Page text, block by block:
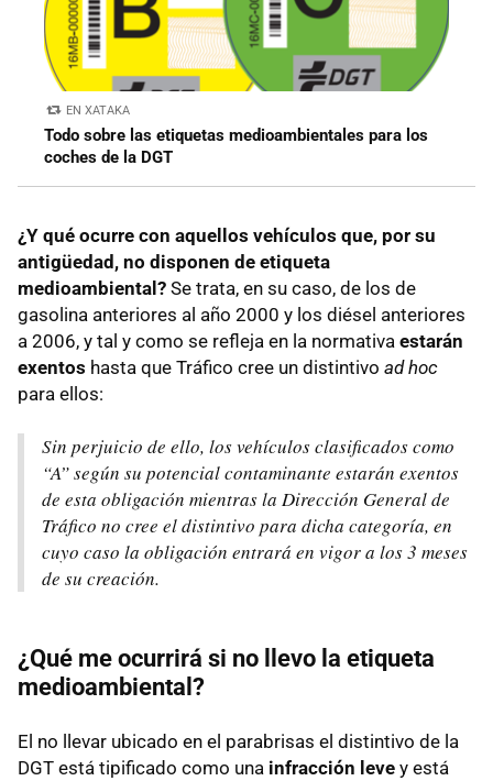
EN XATAKA
Todo sobre las etiquetas medioambientales para los
coches de la DGT
¿Y qué ocurre con aquellos vehículos que, por su
antigüedad, no disponen de etiqueta
medioambiental? Se trata, en su caso, de los de
gasolina anteriores al año 2000 y los diésel anteriores
a 2006, y tal y como se refleja en la normativa estarán
exentos hasta que Tráfico cree un distintivo ad hoc
para ellos:
Sin perjuicio de ello, los vehículos clasificados como
“A” según su potencial contaminante estarán exentos
de esta obligación mientras la Dirección General de
Tráfico no cree el distintivo para dicha categoría, en
cuyo caso la obligación entrará en vigor a los 3 meses
de su creación.
¿Qué me ocurrirá si no llevo la etiqueta
medioambiental?
El no llevar ubicado en el parabrisas el distintivo de la
DGT está tipificado como una infracción leve y está